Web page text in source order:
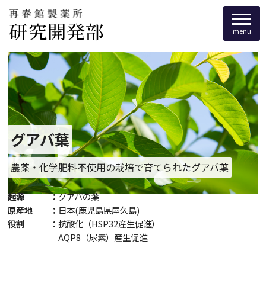
menu
グアバ葉
農薬・化学肥料不使用の栽培で育てられたグアバ葉
起源
グアバの葉
原産地
日本(鹿児島県屋久島)
役割
抗酸化（HSP32産生促進）
AQP8（尿素）産生促進